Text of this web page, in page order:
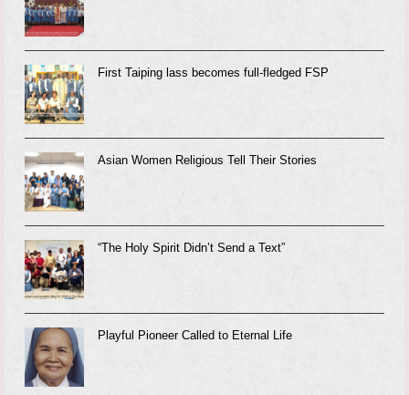
First Taiping lass becomes full-fledged FSP
Asian Women Religious Tell Their Stories
“The Holy Spirit Didn’t Send a Text”
Playful Pioneer Called to Eternal Life